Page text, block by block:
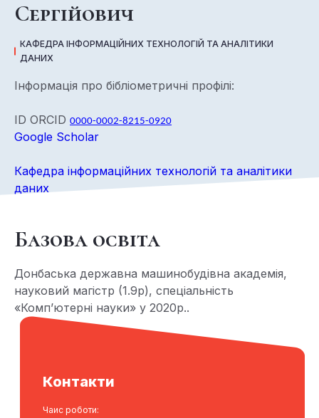
Сергійович
КАФЕДРА ІНФОРМАЦІЙНИХ ТЕХНОЛОГІЙ ТА АНАЛІТИКИ
ДАНИХ
Інформація про бібліометричні профілі:
ID ORCID 0000-0002-8215-0920
Google Scholar
Кафедра інформаційних технологій та аналітики
даних
Базова освіта
Донбаська державна машинобудівна академія,
науковий магістр (1.9р), спеціальність
«Комп’ютерні науки» у 2020р..
Контакти
Чаис роботи: